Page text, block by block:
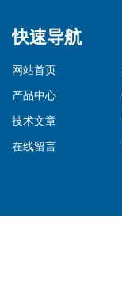
快速导航
网站首页
产品中心
技术文章
在线留言